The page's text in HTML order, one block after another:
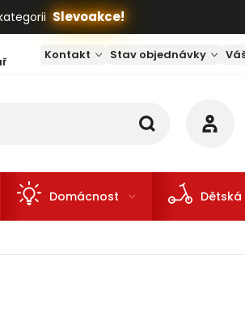
Slevoakce!
Kontakt Stav objednávky
Domácnost